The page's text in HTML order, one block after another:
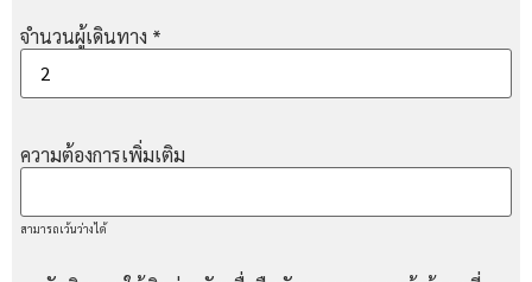
จำนวนผู้เดินทาง *
ความต้องการเพิ่มเติม
สามารถเว้นว่างได้